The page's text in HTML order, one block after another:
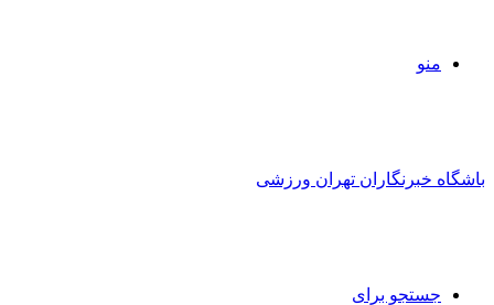
منو
باشگاه خبرنگاران تهران ورزشی
جستجو برای